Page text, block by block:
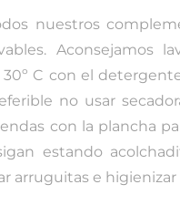
nuestros
Aconsejamos
30º C con el
no usar
con la plancha
estando
arruguitas e higienizar